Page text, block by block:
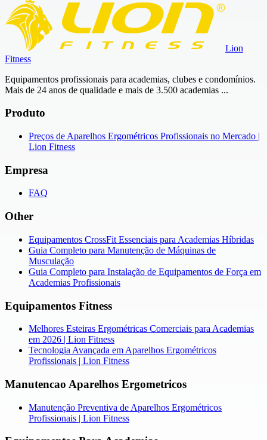
Lion
Fitness
Equipamentos profissionais para academias, clubes e condomínios.
Mais de 24 anos de qualidade e mais de 3.500 academias ...
Produto
Preços de Aparelhos Ergométricos Profissionais no Mercado |
Lion Fitness
Empresa
FAQ
Other
Equipamentos CrossFit Essenciais para Academias Híbridas
Guia Completo para Manutenção de Máquinas de
Musculação
Guia Completo para Instalação de Equipamentos de Força em
Academias Profissionais
Equipamentos Fitness
Melhores Esteiras Ergométricas Comerciais para Academias
em 2026 | Lion Fitness
Tecnologia Avançada em Aparelhos Ergométricos
Profissionais | Lion Fitness
Manutencao Aparelhos Ergometricos
Manutenção Preventiva de Aparelhos Ergométricos
Profissionais | Lion Fitness